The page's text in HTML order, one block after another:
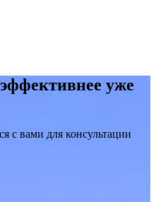
уже
с вами для консультации